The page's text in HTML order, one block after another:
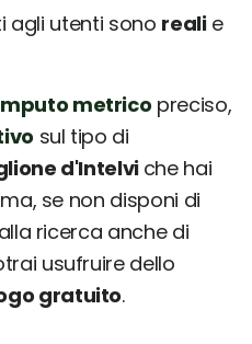
agli utenti sono realie
metrico preciso,
sul tipo di
d'Intelvi che hai
se non disponi di
ricerca anche di
usufruire dello
gratuito.